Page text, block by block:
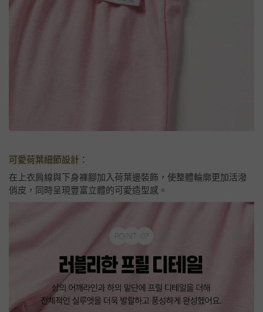
可愛荷葉細節設計 ：
在上衣肩線與下身褲腳加入荷葉邊裝飾，使整體輪廓更加活潑
俏皮，同時呈現豐富立體的可愛造型感。